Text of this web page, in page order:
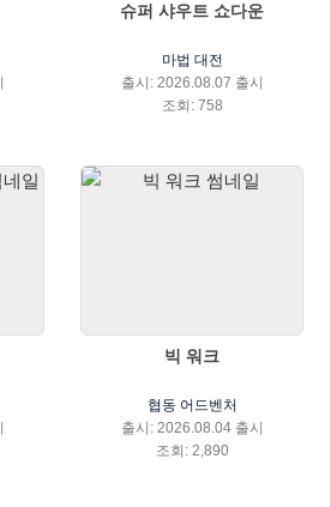
슈퍼 샤우트 쇼다운
마법 대전
출시: 2026.08.07 출시
조회: 758
빅 워크
협동 어드벤처
출시: 2026.08.04 출시
조회: 2,890